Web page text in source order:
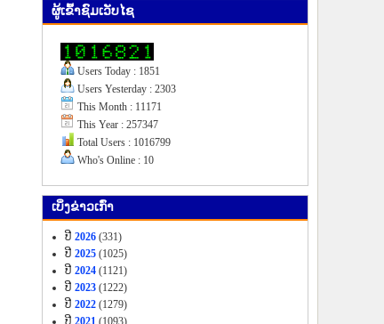
ຜູ້​ເຂົ້າ​ຊົມ​ເວັບ​ໄຊ
Users Today : 1851
Users Yesterday : 2303
This Month : 11171
This Year : 257347
Total Users : 1016799
Who's Online : 10
ເບິ່ງ​ຂ່າວ​ເກົ່າ
ປີ 2026 (331)
ປີ 2025 (1025)
ປີ 2024 (1121)
ປີ 2023 (1222)
ປີ 2022 (1279)
ປີ 2021 (1093)